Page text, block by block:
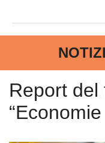
Report